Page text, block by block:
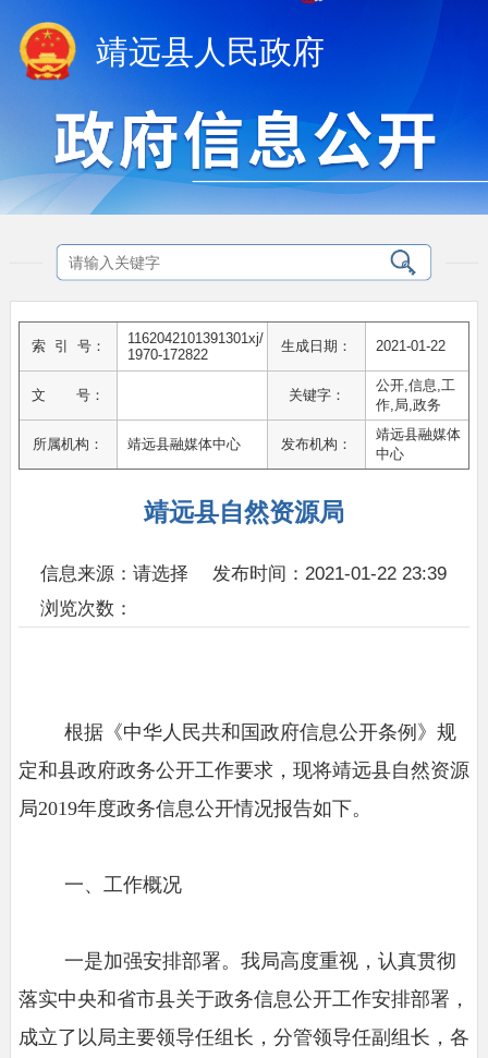
靖远县人民政府
索 引 号：
1162042101391301xj/
1970-172822
生成日期： 2021-01-22
文 号： 关键字：
公开,信息,工
作,局,政务
所属机构： 靖远县融媒体中心 发布机构：
靖远县融媒体
中心
靖远县自然资源局
信息来源：请选择
发布时间：2021-01-22 23:39
浏览次数：
根据《中华人民共和国政府信息公开条例》规
定和县政府政务公开工作要求，现将靖远县自然资源
局2019年度政务信息公开情况报告如下。
一、工作概况
一是加强安排部署。我局高度重视，认真贯彻
落实中央和省市县关于政务信息公开工作安排部署，
成立了以局主要领导任组长，分管领导任副组长，各